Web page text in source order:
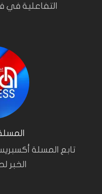
التفاعلية في
تابع المسلة
الخبر